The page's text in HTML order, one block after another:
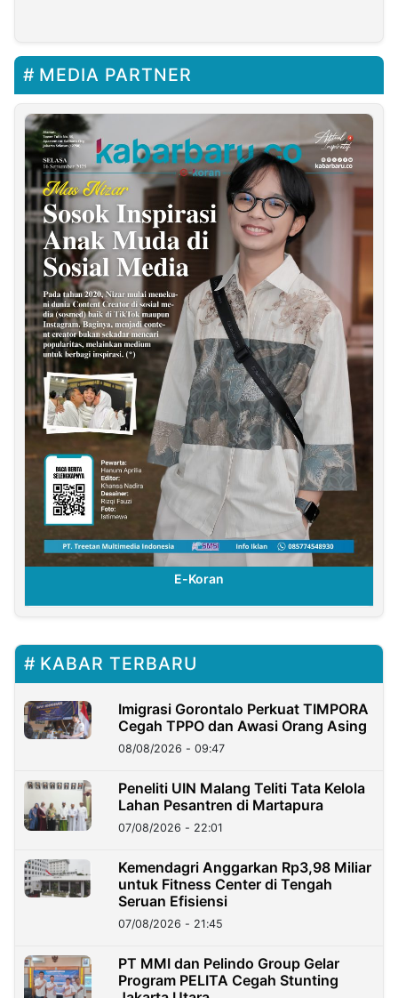
MEDIA PARTNER
E-Koran
KABAR TERBARU
Imigrasi Gorontalo Perkuat TIMPORA
Cegah TPPO dan Awasi Orang Asing
08/08/2026 - 09:47
Peneliti UIN Malang Teliti Tata Kelola
Lahan Pesantren di Martapura
07/08/2026 - 22:01
Kemendagri Anggarkan Rp3,98 Miliar
untuk Fitness Center di Tengah
Seruan Efisiensi
07/08/2026 - 21:45
PT MMI dan Pelindo Group Gelar
Program PELITA Cegah Stunting